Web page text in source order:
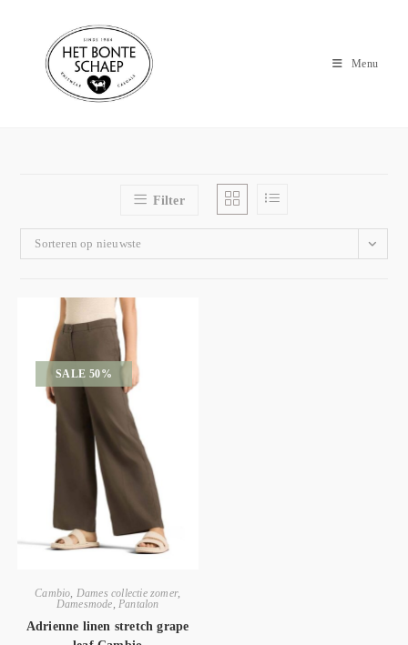
Menu
Filter
Sorteren op nieuwste
SALE 50%
Cambio Dames collectie zomer,
Damesmode Pantalon
Adrienne linen stretch grape